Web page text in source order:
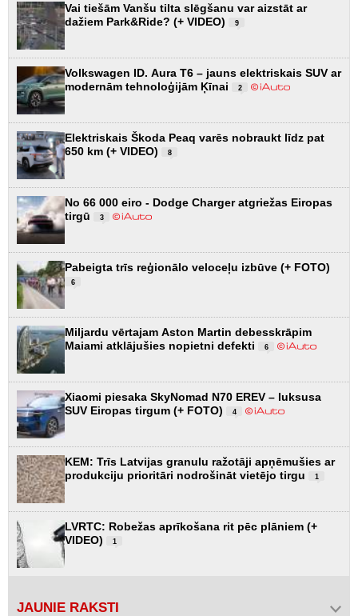
Vai tiešām Vanšu tilta slēgšanu var aizstāt ar
dažiem Park&Ride? (+ VIDEO)
9
Volkswagen ID. Aura T6 – jauns elektriskais SUV ar
modernām tehnoloģijām Ķīnai
2
Elektriskais Škoda Peaq varēs nobraukt līdz pat
650 km (+ VIDEO)
8
No 66 000 eiro - Dodge Charger atgriežas Eiropas
tirgū
3
Pabeigta trīs reģionālo veloceļu izbūve (+ FOTO)
6
Miljardu vērtajam Aston Martin debesskrāpim
Maiami atklājušies nopietni defekti
6
Xiaomi piesaka SkyNomad N70 EREV – luksusa
SUV Eiropas tirgum (+ FOTO)
4
KEM: Trīs Latvijas granulu ražotāji apņēmušies ar
produkciju prioritāri nodrošināt vietējo tirgu
1
LVRTC: Robežas aprīkošana rit pēc plāniem (+
VIDEO)
1
JAUNIE RAKSTI